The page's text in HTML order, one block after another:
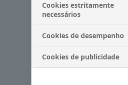
Cookies estritamente
necessários
Cookies de desempenho
Cookies de publicidade